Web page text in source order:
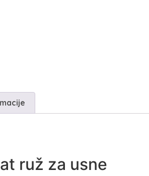
ruž za usne